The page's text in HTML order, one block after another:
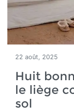
22 août, 2025
Huit
le liège
sol